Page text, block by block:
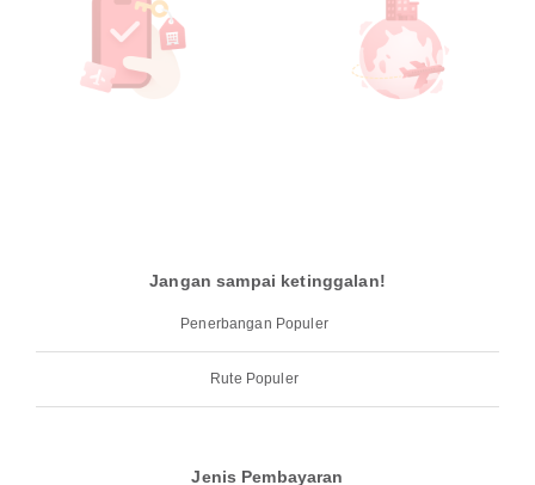
Jangan sampai ketinggalan!
Penerbangan Populer
Rute Populer
Jenis Pembayaran